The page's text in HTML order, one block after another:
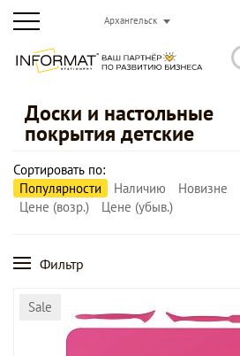
Архангельск
Доски и настольные
покрытия детские
Сортировать по:
Популярности
Наличию Новизне
Цене (возр.)
Цене (убыв.)
Фильтр
Sale